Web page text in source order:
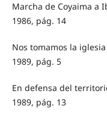
Marcha de Coyaima a
1986, pág. 14
Nos tomamos la
1989, pág. 5
En defensa del
1989, pág. 13